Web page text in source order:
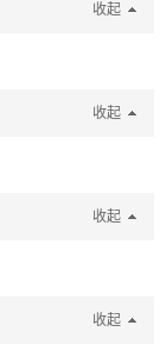
收起
收起
收起
收起